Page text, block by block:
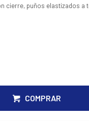
cierre, puños elastizados a
COMPRAR